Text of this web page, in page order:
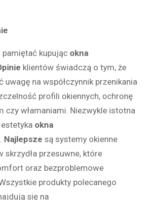
kupując okna
klientów świadczą o tym, że
uwagę na współczynnik przenikania
profili okiennych, ochronę
czy włamaniami. Niezwykle istotna
okna
. Najlepsze są systemy okienne
skrzydła przesuwne, które
oraz bezproblemowe
produkty polecanego
się na